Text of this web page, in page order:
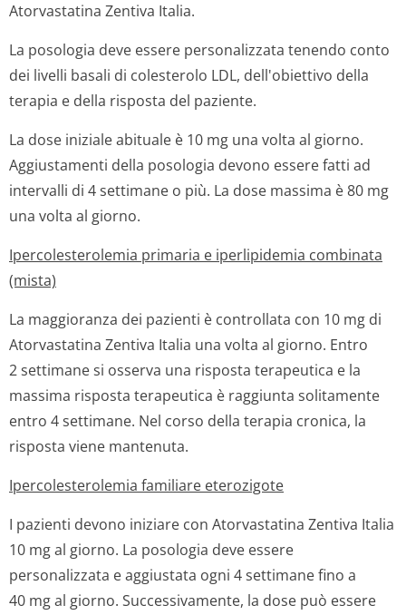
Atorvastatina Zentiva Italia.
La posologia deve essere personalizzata tenendo conto
dei livelli basali di colesterolo LDL, dell'obiettivo della
terapia e della risposta del paziente.
La dose iniziale abituale è 10 mg una volta al giorno.
Aggiustamenti della posologia devono essere fatti ad
intervalli di 4 settimane o più. La dose massima è 80 mg
una volta al giorno.
Ipercolesterolemia primaria e iperlipidemia combinata
(mista)
La maggioranza dei pazienti è controllata con 10 mg di
Atorvastatina Zentiva Italia una volta al giorno. Entro
2 settimane si osserva una risposta terapeutica e la
massima risposta terapeutica è raggiunta solitamente
entro 4 settimane. Nel corso della terapia cronica, la
risposta viene mantenuta.
Ipercolesterolemia familiare eterozigote
I pazienti devono iniziare con Atorvastatina Zentiva Italia
10 mg al giorno. La posologia deve essere
personalizzata e aggiustata ogni 4 settimane fino a
40 mg al giorno. Successivamente, la dose può essere